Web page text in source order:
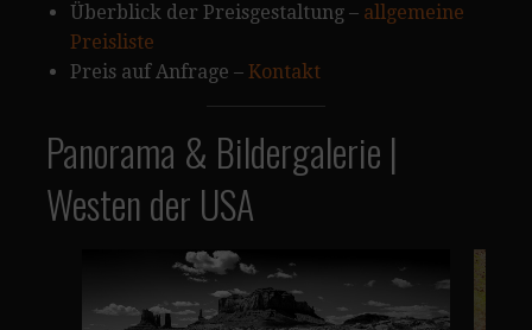
Überblick der Preisgestaltung – allgemeine
Preisliste
Preis auf Anfrage – Kontakt
Panorama & Bildergalerie |
Westen der USA